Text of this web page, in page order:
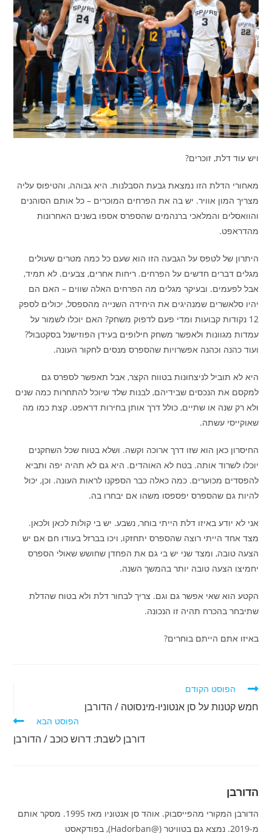
ויש עוד דלת, זוכרים?
מאחורי הדלת הזו נמצאת גבעת הסבלנות. היא גבוהה, והטיפוס עליה
מצריך המון אוויר. יש בה את הפרחים המוכרים – כל אותם הסוהנים
והוואסלים והמלאכי ברנהמים שהספרס אספו בשנים האחרונות
מהדראפט.
היתרון של לטפס על הגבעה הזו הוא שעם כל כמה מטרים שעולים
מגלים דברים חדשים על הפרחים. ריחות אחרים, צבעים. לא תמיד,
אבל לפעמים. ובעיקר מגלים מה הפרחים האלה שווים – האם הם
יהיו סלאשרים שמנהיגים את היחידה השנייה מהספסל, יכולים לספק
12 נקודות קבועות ומדי פעם לדפוק משחק? האם יוכלו לשמור על
עמדות מגוונות ולאפשר משחק חילופים בעידן הפוזישנל בסקטבול?
ועוד כהנה וכהנה אפשרויות שהספרס מנסים לחקור העונה.
היא לא תוביל לניצחונות בטווח הקצר, אבל תאפשר לספרס גם
למקסם את הנכסים שבידיהם, לבנות שלד שיוכל להתחרות כמה שנים
ולא רק שנה או שתיים, כולל דרך אותן בחירות דראפט. קצת כמו מה
שאוקייסי עשתה.
החיסרון כאן הוא שזו דרך ארוכה וקשה. ושלא בטוח שכל השחקנים
יוכלו לשרוד אותה. בטח לא האוהדים. היא גם לא תהיה יפה ותביא
להפסדים מכוערים. כמה כאלה כבר הספקנו לראות העונה. וכן, יכול
להיות גם שהספרס יפספסו משהו אם יבחרו בה.
אני לא יודע באיזו דלת הייתי בוחר, נשבע. יש בי קולות לכאן ולכאן.
מצד אחד הייתי רוצה שהספרס יתחזקו, ויכו בברזל בעודו חם אם יש
הצעה טובה, ומצד שני יש בי גם את הפחדן שחושש שאולי הספרס
יחמיצו הצעה טובה יותר בהמשך השנה.
הקטע הוא שאי אפשר גם וגם. צריך לבחור דלת ולא בטוח שהדלת
שתיבחר בהכרח תהיה זו הנכונה.
באיזו אתם הייתם בוחרים?
לקרוא
נוספים
הפוסט הקודם
חמש קטנות על סן אנטוניו-מינסוטה / הדורבן
הפוסט הבא
דורבן לשבת: דרוש כוכב / הדורבן
הדורבן
הדורבן המקורי מהפייסבוק. אוהד סן אנטוניו מאז 1995. מסקר אותם
מ-2019. נמצא גם בטוויטר (@Hadorban), בפודקאסט